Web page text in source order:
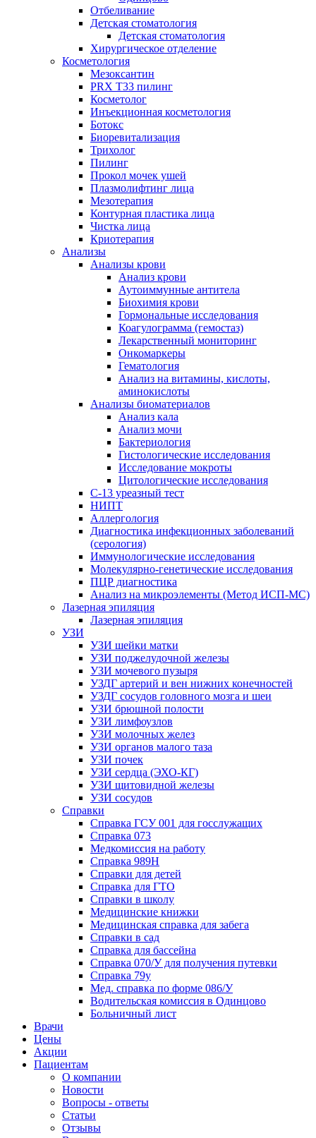
Отбеливание
Детская стоматология
Детская стоматология
Хирургическое отделение
Косметология
Мезоксантин
PRX T33 пилинг
Косметолог
Инъекционная косметология
Ботокс
Биоревитализация
Трихолог
Пилинг
Прокол мочек ушей
Плазмолифтинг лица
Мезотерапия
Контурная пластика лица
Чистка лица
Криотерапия
Анализы
Анализы крови
Анализ крови
Аутоиммунные антитела
Биохимия крови
Гормональные исследования
Коагулограмма (гемостаз)
Лекарственный мониторинг
Онкомаркеры
Гематология
Анализ на витамины, кислоты,
аминокислоты
Анализы биоматериалов
Анализ кала
Анализ мочи
Бактериология
Гистологические исследования
Исследование мокроты
Цитологические исследования
С-13 уреазный тест
НИПТ
Аллергология
Диагностика инфекционных заболеваний
(серология)
Иммунологические исследования
Молекулярно-генетические исследования
ПЦР диагностика
Анализ на микроэлементы (Метод ИСП-МС)
Лазерная эпиляция
Лазерная эпиляция
УЗИ
УЗИ шейки матки
УЗИ поджелудочной железы
УЗИ мочевого пузыря
УЗДГ артерий и вен нижних конечностей
УЗДГ сосудов головного мозга и шеи
УЗИ брюшной полости
УЗИ лимфоузлов
УЗИ молочных желез
УЗИ органов малого таза
УЗИ почек
УЗИ сердца (ЭХО-КГ)
УЗИ щитовидной железы
УЗИ сосудов
Справки
Справка ГСУ 001 для госслужащих
Справка 073
Медкомиссия на работу
Справка 989Н
Справки для детей
Справка для ГТО
Справки в школу
Медицинские книжки
Медицинская справка для забега
Справки в сад
Справка для бассейна
Справка 070/У для получения путевки
Справка 79у
Мед. справка по форме 086/У
Водительская комиссия в Одинцово
Больничный лист
Врачи
Цены
Акции
Пациентам
О компании
Новости
Вопросы - ответы
Статьи
Отзывы